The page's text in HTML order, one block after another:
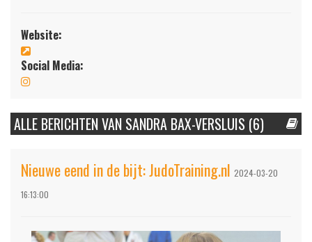
Website:
Social Media:
ALLE BERICHTEN VAN SANDRA BAX-VERSLUIS (6)
Nieuwe eend in de bijt: JudoTraining.nl 2024-03-20
16:13:00